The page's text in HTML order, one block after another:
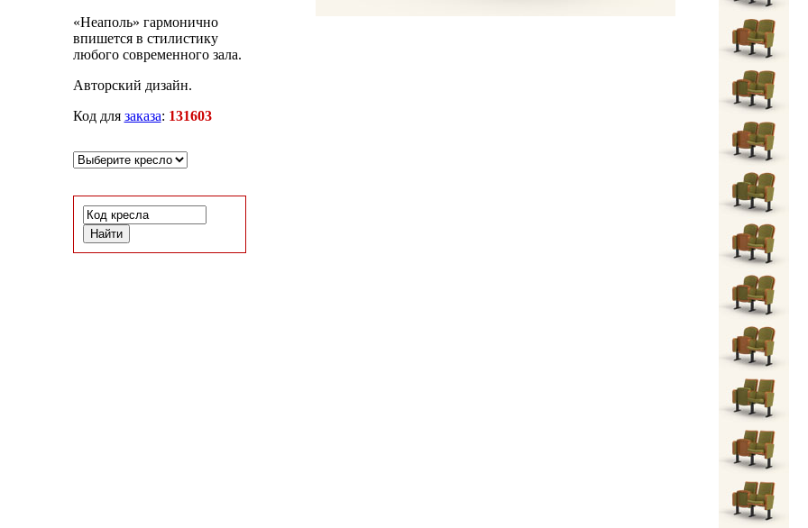
«Неаполь» гармонично
впишется в стилистику
любого современного зала.
Авторский дизайн.
Код для заказа: 131603